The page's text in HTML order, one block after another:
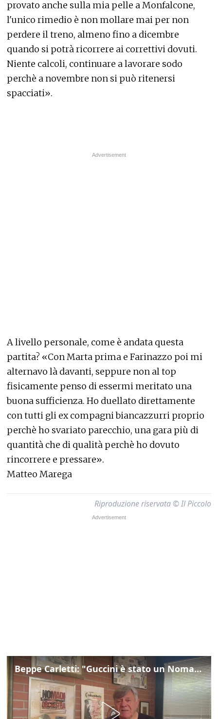
provato anche sulla mia pelle a Monfalcone,
l'unico rimedio è non mollare mai per non
perdere il treno, almeno fino a dicembre
quando si potrà ricorrere ai correttivi dovuti.
Niente calcoli, continuare a lavorare sodo
perchè a novembre non si può ritenersi
spacciati».
A livello personale, come è andata questa
partita? «Con Marta prima e Farinazzo poi mi
alternavo là davanti, seppure non al top
fisicamente penso di essermi meritato una
buona sufficienza. Ho duellato direttamente
con tutti gli ex compagni biancazzurri proprio
perchè ho svariato parecchio, una gara più di
quantità che di qualità perchè ho dovuto
rincorrere e pressare».
Matteo Marega
Riproduzione riservata © Il Piccolo
Beppe Carletti: "Guccini è stato un Nomade"